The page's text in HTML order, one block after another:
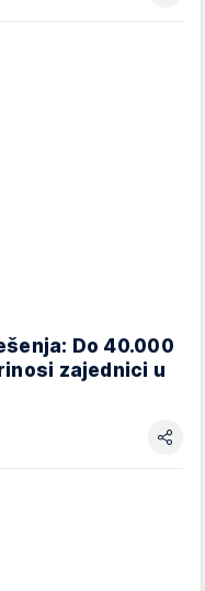
Do 40.000
zajednici u